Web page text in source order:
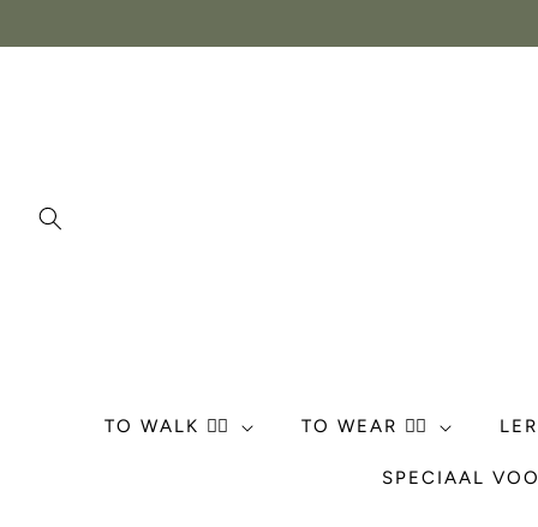
content
TO WALK 🏃‍♀️ TO WEAR 💁‍♀️
SPECIAAL